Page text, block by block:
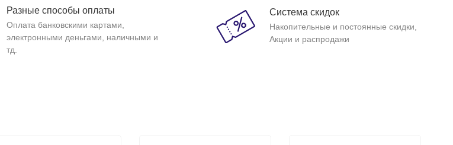
Разные способы оплаты
Оплата банковскими картами,
электронными деньгами, наличными и
тд.
Система скидок
Накопительные и постоянные скидки,
Акции и распродажи